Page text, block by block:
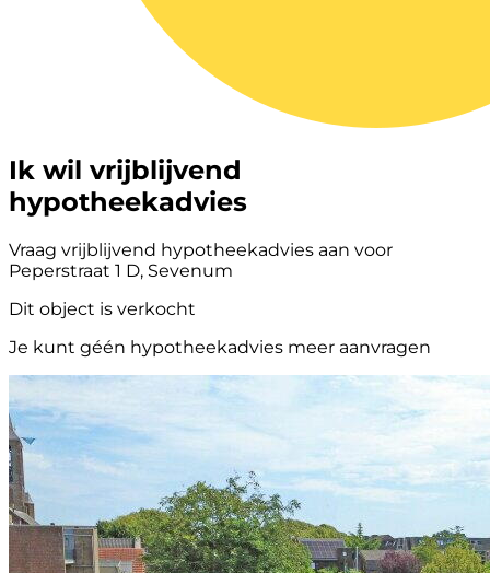
Ik wil vrijblijvend
hypotheekadvies
Vraag vrijblijvend hypotheekadvies aan voor
Peperstraat 1 D, Sevenum
Dit object is verkocht
Je kunt géén hypotheekadvies meer aanvragen